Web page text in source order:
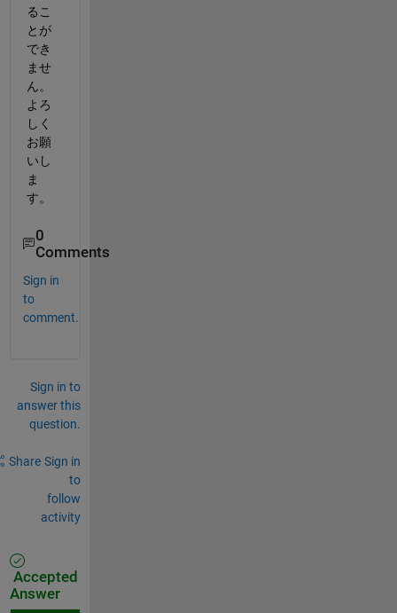
るこ
とが
でき
ませ
ん。
よろ
しく
お願
いし
ま
す。
0
Comments
Sign in
to
comment.
Sign in to
answer this
question.
Share Sign in
to
follow
activity
Accepted
Answer